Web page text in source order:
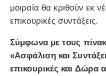
μοιραία θα κριθούν εκ
επικουρικές συντάξεις.
Σύμφωνα με τους
«Ασφάλιση και
επικουρικές και Δώρα